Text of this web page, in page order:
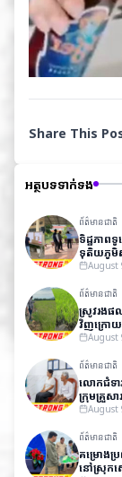
Share This
អត្ថបទទាក់ទង
ព័ត៌មានជាតិ
ទិដ្ឋភាព​
ទុតិយភូមិ​
August
ព័ត៌មានជាតិ
ស្រូវរងផ
វិញក្រោយ
August
ព័ត៌មានជាតិ
លោកជំទា
ក្រុមគ្រួស
August
ព័ត៌មានជាតិ
គម្រោងប្
នៅស្រុកស្